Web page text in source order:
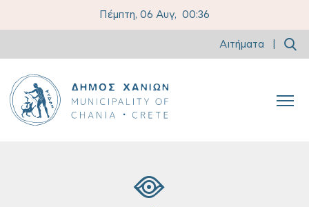
Πέμπτη, 06 Αυγ, 00:36
Αιτήματα